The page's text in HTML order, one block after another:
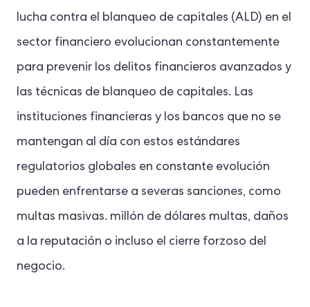
lucha contra el blanqueo de capitales (ALD) en el
sector financiero evolucionan constantemente
para prevenir los delitos financieros avanzados y
las técnicas de blanqueo de capitales. Las
instituciones financieras y los bancos que no se
mantengan al día con estos estándares
regulatorios globales en constante evolución
pueden enfrentarse a severas sanciones, como
multas masivas. millón de dólares multas, daños
a la reputación o incluso el cierre forzoso del
negocio.